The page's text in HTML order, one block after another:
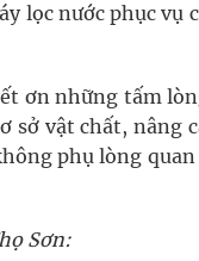
lọc nước phục vụ
ơn những tấm
vật chất, nâng
phụ lòng
Sơn: